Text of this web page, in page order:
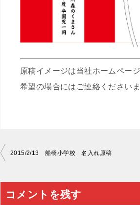
原稿イメージは当社ホームペー
希望の場合にはご連絡ください
投
ナ
ビ
2015/2/13 船橋小学校 名入れ原稿
コメントを残す